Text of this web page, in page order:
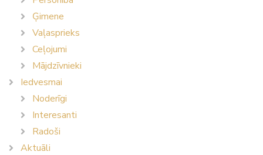
Ģimene
Vaļasprieks
Ceļojumi
Mājdzīvnieki
Iedvesmai
Noderīgi
Interesanti
Radoši
Aktuāli